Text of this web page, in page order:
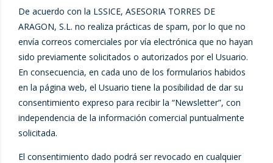
De acuerdo con la LSSICE, ASESORIA TORRES DE
ARAGON, S.L. no realiza prácticas de spam, por lo que no
envía correos comerciales por vía electrónica que no hayan
sido previamente solicitados o autorizados por el Usuario.
En consecuencia, en cada uno de los formularios habidos
en la página web, el Usuario tiene la posibilidad de dar su
consentimiento expreso para recibir la “Newsletter”, con
independencia de la información comercial puntualmente
solicitada.
El consentimiento dado podrá ser revocado en cualquier